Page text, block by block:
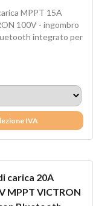
MPPT 15A
100V - ingombro
integrato per
IVA
carica 20A
MPPT VICTRON